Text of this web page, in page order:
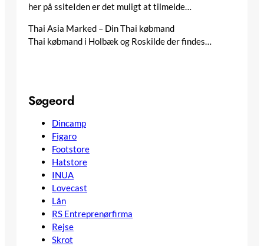
her på ssiteIden er det muligt at tilmelde…
Thai Asia Marked – Din Thai købmand
Thai købmand i Holbæk og Roskilde der findes…
Søgeord
Dincamp
Figaro
Footstore
Hatstore
INUA
Lovecast
Lån
RS Entreprenørfirma
Rejse
Skrot